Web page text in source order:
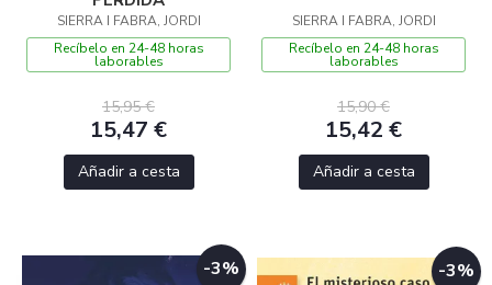
SIERRA I FABRA, JORDI
Recíbelo en 24-48 horas
laborables
15,95 €
15,47 €
Añadir a cesta
SIERRA I FABRA, JORDI
Recíbelo en 24-48 horas
laborables
15,90 €
15,42 €
Añadir a cesta
-3% -3%